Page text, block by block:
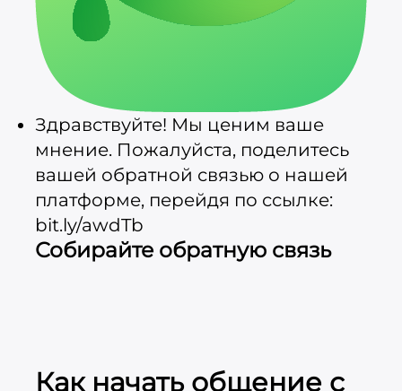
Здравствуйте! Мы ценим ваше
мнение. Пожалуйста, поделитесь
вашей обратной связью о нашей
платформе, перейдя по ссылке:
bit.ly/awdTb
Собирайте обратную связь
Как начать общение с